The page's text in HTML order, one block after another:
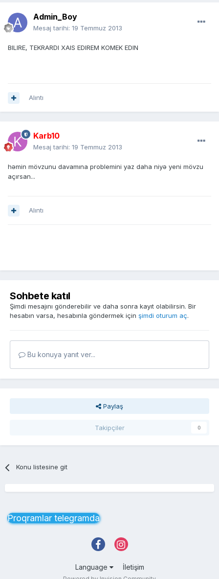
Admin_Boy
Mesaj tarihi: 19 Temmuz 2013
BILIRE, TEKRARDI XAIS EDIREM KOMEK EDIN
Alıntı
Karb10
Mesaj tarihi: 19 Temmuz 2013
həmin mövzunu davamına problemini yaz daha niyə yeni mövzu
açırsan...
Alıntı
Sohbete katıl
Şimdi mesajını gönderebilir ve daha sonra kayıt olabilirsin. Bir
hesabın varsa, hesabınla göndermek için şimdi oturum aç.
Bu konuya yanıt ver...
Paylaş
Takipçiler 0
Konu listesine git
Proqramlar telegramda
Language İletişim